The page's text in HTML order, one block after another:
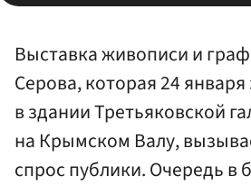
Выставка живописи и
Серова, которая 24
в здании Третьяковской
на Крымском Валу,
спрос публики. Очередь в